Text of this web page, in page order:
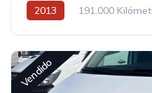
2013 191.000
Vendido